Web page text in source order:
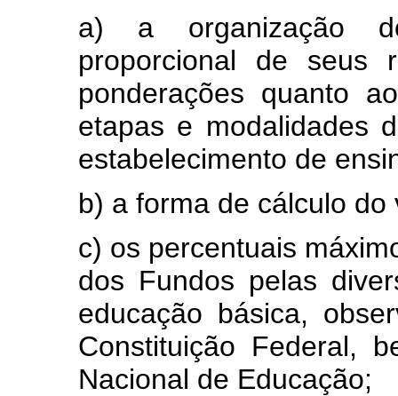
a) a organização
proporcional de seus
ponderações quanto
etapas e modalidades
estabelecimento de
b) a forma de cálculo
c) os percentuais
dos Fundos pelas
educação básica,
Constituição Federal,
Nacional de Educação;